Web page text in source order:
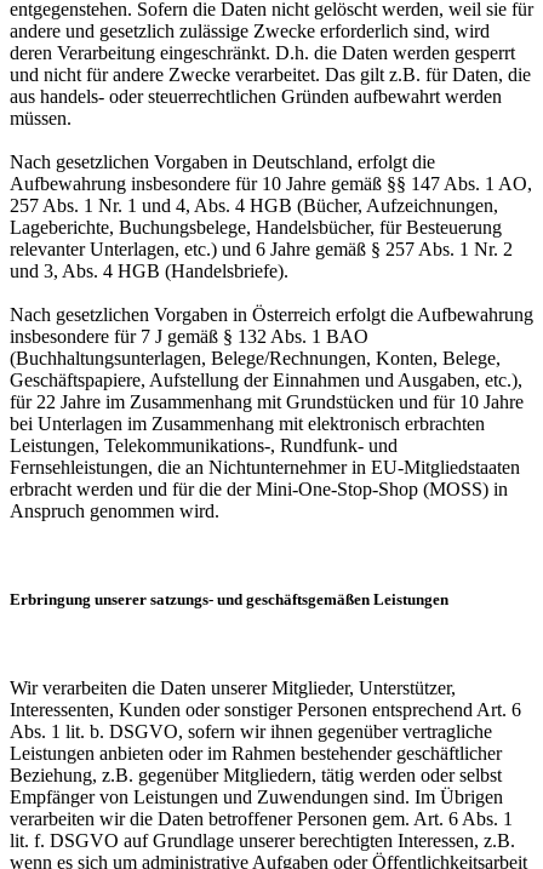
entgegenstehen. Sofern die Daten nicht gelöscht werden, weil sie für
andere und gesetzlich zulässige Zwecke erforderlich sind, wird
deren Verarbeitung eingeschränkt. D.h. die Daten werden gesperrt
und nicht für andere Zwecke verarbeitet. Das gilt z.B. für Daten, die
aus handels- oder steuerrechtlichen Gründen aufbewahrt werden
müssen.
Nach gesetzlichen Vorgaben in Deutschland, erfolgt die
Aufbewahrung insbesondere für 10 Jahre gemäß §§ 147 Abs. 1 AO,
257 Abs. 1 Nr. 1 und 4, Abs. 4 HGB (Bücher, Aufzeichnungen,
Lageberichte, Buchungsbelege, Handelsbücher, für Besteuerung
relevanter Unterlagen, etc.) und 6 Jahre gemäß § 257 Abs. 1 Nr. 2
und 3, Abs. 4 HGB (Handelsbriefe).
Nach gesetzlichen Vorgaben in Österreich erfolgt die Aufbewahrung
insbesondere für 7 J gemäß § 132 Abs. 1 BAO
(Buchhaltungsunterlagen, Belege/Rechnungen, Konten, Belege,
Geschäftspapiere, Aufstellung der Einnahmen und Ausgaben, etc.),
für 22 Jahre im Zusammenhang mit Grundstücken und für 10 Jahre
bei Unterlagen im Zusammenhang mit elektronisch erbrachten
Leistungen, Telekommunikations-, Rundfunk- und
Fernsehleistungen, die an Nichtunternehmer in EU-Mitgliedstaaten
erbracht werden und für die der Mini-One-Stop-Shop (MOSS) in
Anspruch genommen wird.
Erbringung unserer satzungs- und geschäftsgemäßen Leistungen
Wir verarbeiten die Daten unserer Mitglieder, Unterstützer,
Interessenten, Kunden oder sonstiger Personen entsprechend Art. 6
Abs. 1 lit. b. DSGVO, sofern wir ihnen gegenüber vertragliche
Leistungen anbieten oder im Rahmen bestehender geschäftlicher
Beziehung, z.B. gegenüber Mitgliedern, tätig werden oder selbst
Empfänger von Leistungen und Zuwendungen sind. Im Übrigen
verarbeiten wir die Daten betroffener Personen gem. Art. 6 Abs. 1
lit. f. DSGVO auf Grundlage unserer berechtigten Interessen, z.B.
wenn es sich um administrative Aufgaben oder Öffentlichkeitsarbeit